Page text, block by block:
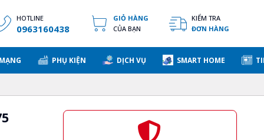
HOTLINE
0963160438
GIỎ HÀNG
CỦA BẠN
KIỂM TRA
ĐƠN HÀNG
PHỤ KIỆN DỊCH VỤ SMART HOME